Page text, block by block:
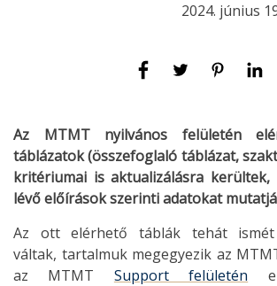
2024. június
Az MTMT nyilvános felületén
táblázatok (összefoglaló táblázat,
kritériumai is aktualizálásra kerültek,
lévő előírások szerinti adatokat
Az ott elérhető táblák tehát ismét
váltak, tartalmuk megegyezik az
az MTMT Support felületén